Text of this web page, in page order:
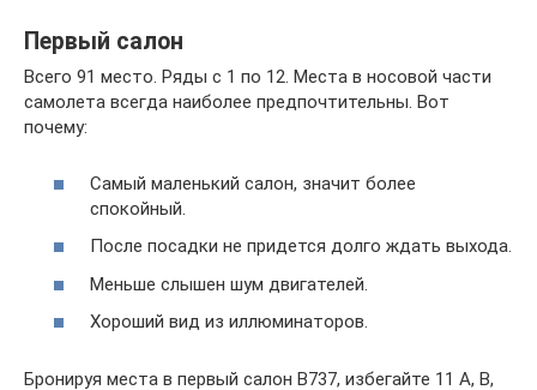
Первый салон
Всего 91 место. Ряды с 1 по 12. Места в носовой части
самолета всегда наиболее предпочтительны. Вот
почему:
Самый маленький салон, значит более
спокойный.
После посадки не придется долго ждать выхода.
Меньше слышен шум двигателей.
Хороший вид из иллюминаторов.
Бронируя места в первый салон B737, избегайте 11 A, B,